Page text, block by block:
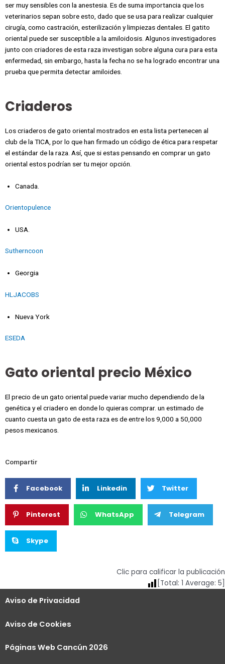
ser muy sensibles con la anestesia. Es de suma importancia que los
veterinarios sepan sobre esto, dado que se usa para realizar cualquier
cirugía, como castración, esterilización y limpiezas dentales. El gatito
oriental puede ser susceptible a la amiloidosis. Algunos investigadores
junto con criadores de esta raza investigan sobre alguna cura para esta
enfermedad, sin embargo, hasta la fecha no se ha logrado encontrar una
prueba que permita detectar amiloides.
Criaderos
Los criaderos de gato oriental mostrados en esta lista pertenecen al
club de la TICA, por lo que han firmado un código de ética para respetar
el estándar de la raza. Así, que si estas pensando en comprar un gato
oriental estos podrían ser tu mejor opción.
Canada.
Orientopulence
USA.
Sutherncoon
Georgia
HLJACOBS
Nueva York
ESEDA
Gato oriental precio México
El precio de un gato oriental puede variar mucho dependiendo de la
genética y el criadero en donde lo quieras comprar. un estimado de
cuanto cuesta un gato de esta raza es de entre los 9,000 a 50,000
pesos mexicanos.
Compartir
Facebook Linkedin Twitter
Pinterest WhatsApp Telegram
Skype
Clic para calificar la publicación
[Total: 1 Average: 5
Aviso de Privacidad
Aviso de Cookies
Páginas Web Cancún 2026